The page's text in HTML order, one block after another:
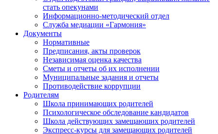
стать опекунами
Информационно-методический отдел
Служба медиации «Гармония»
Документы
Нормативные
Предписания, акты проверок
Независимая оценка качества
Сметы и отчеты об их исполнении
Муниципальные задания и отчеты
Противодействие коррупции
Родителям
Школа принимающих родителей
Психологическое обследование кандидатов
Школа действующих замещающих родителей
Экспресс-курсы для замещающих родителей